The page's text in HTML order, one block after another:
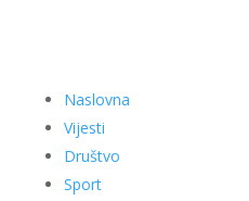
Naslovna
Vijesti
Društvo
Sport